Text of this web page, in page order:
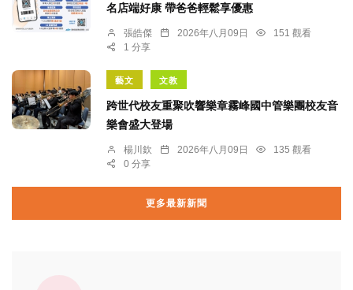
名店端好康 帶爸爸輕鬆享優惠
張皓傑 2026年八月09日
151 觀看
1 分享
藝文 文教
跨世代校友重聚吹響樂章霧峰國中管樂團校友音
樂會盛大登場
楊川欽 2026年八月09日
135 觀看
0 分享
更多最新新聞